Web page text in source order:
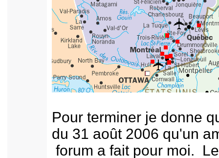
Pour terminer je donne
du 31 août 2006 qu'un
forum a fait pour moi.